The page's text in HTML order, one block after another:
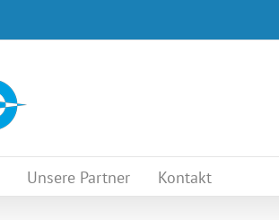
Unsere Partner Kontakt